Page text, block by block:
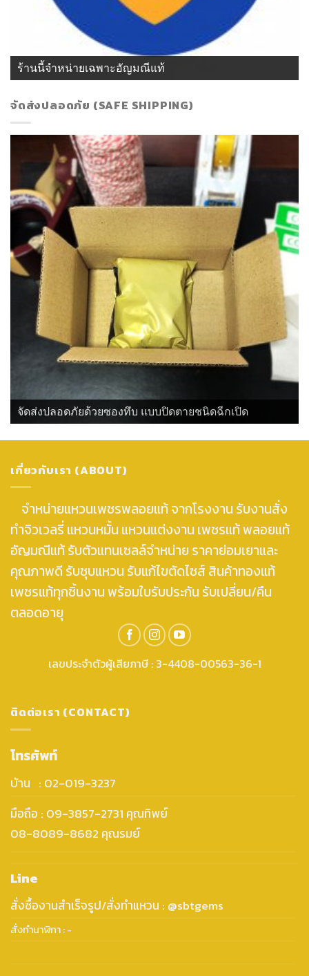
ร้านนี้จำหน่ายเฉพาะอัญมณีแท้
จัดส่งปลอดภัย (SAFE SHIPPING)
จัดส่งปลอดภัยด้วยซองทึบ แบบปิดตายชนิดฉีกเปิด
เกี่ยวกับเรา (ABOUT)
จำหน่ายแหวนเพชรพลอยแท้ จากโรงงาน รับงานสั่ง
ทำจิวเวลรี่ แหวนหมั้น แหวนแต่งงาน เพชรแท้ พลอยแท้
อัญมณีแท้ รับตัวแทนเซลล์จำหน่าย ราคาย่อมเยาและ
คุณภาพดี รับชุบแหวน รับแก้ไขตัดไซส์ สินค้าทองแท้
เพชรแท้ทุกชิ้นงาน พร้อมใบรับประกัน รับเปลี่ยน/คืน
ตลอดอายุ
เลขประจำตัวผู้เสียภาษี : 3-4408-00563-36-1
ติดต่อเรา (CONTACT)
โทรศัพท์
บ้าน : 02-019-3237
มือถือ : 09-3857-2731 คุณทิพย์
08-8089-8682 คุณรมย์
Line
สั่งซื้องานสำเร็จรูป/สั่งทำแหวน : @sbtgems
สั่งทำนาฬิกา : -